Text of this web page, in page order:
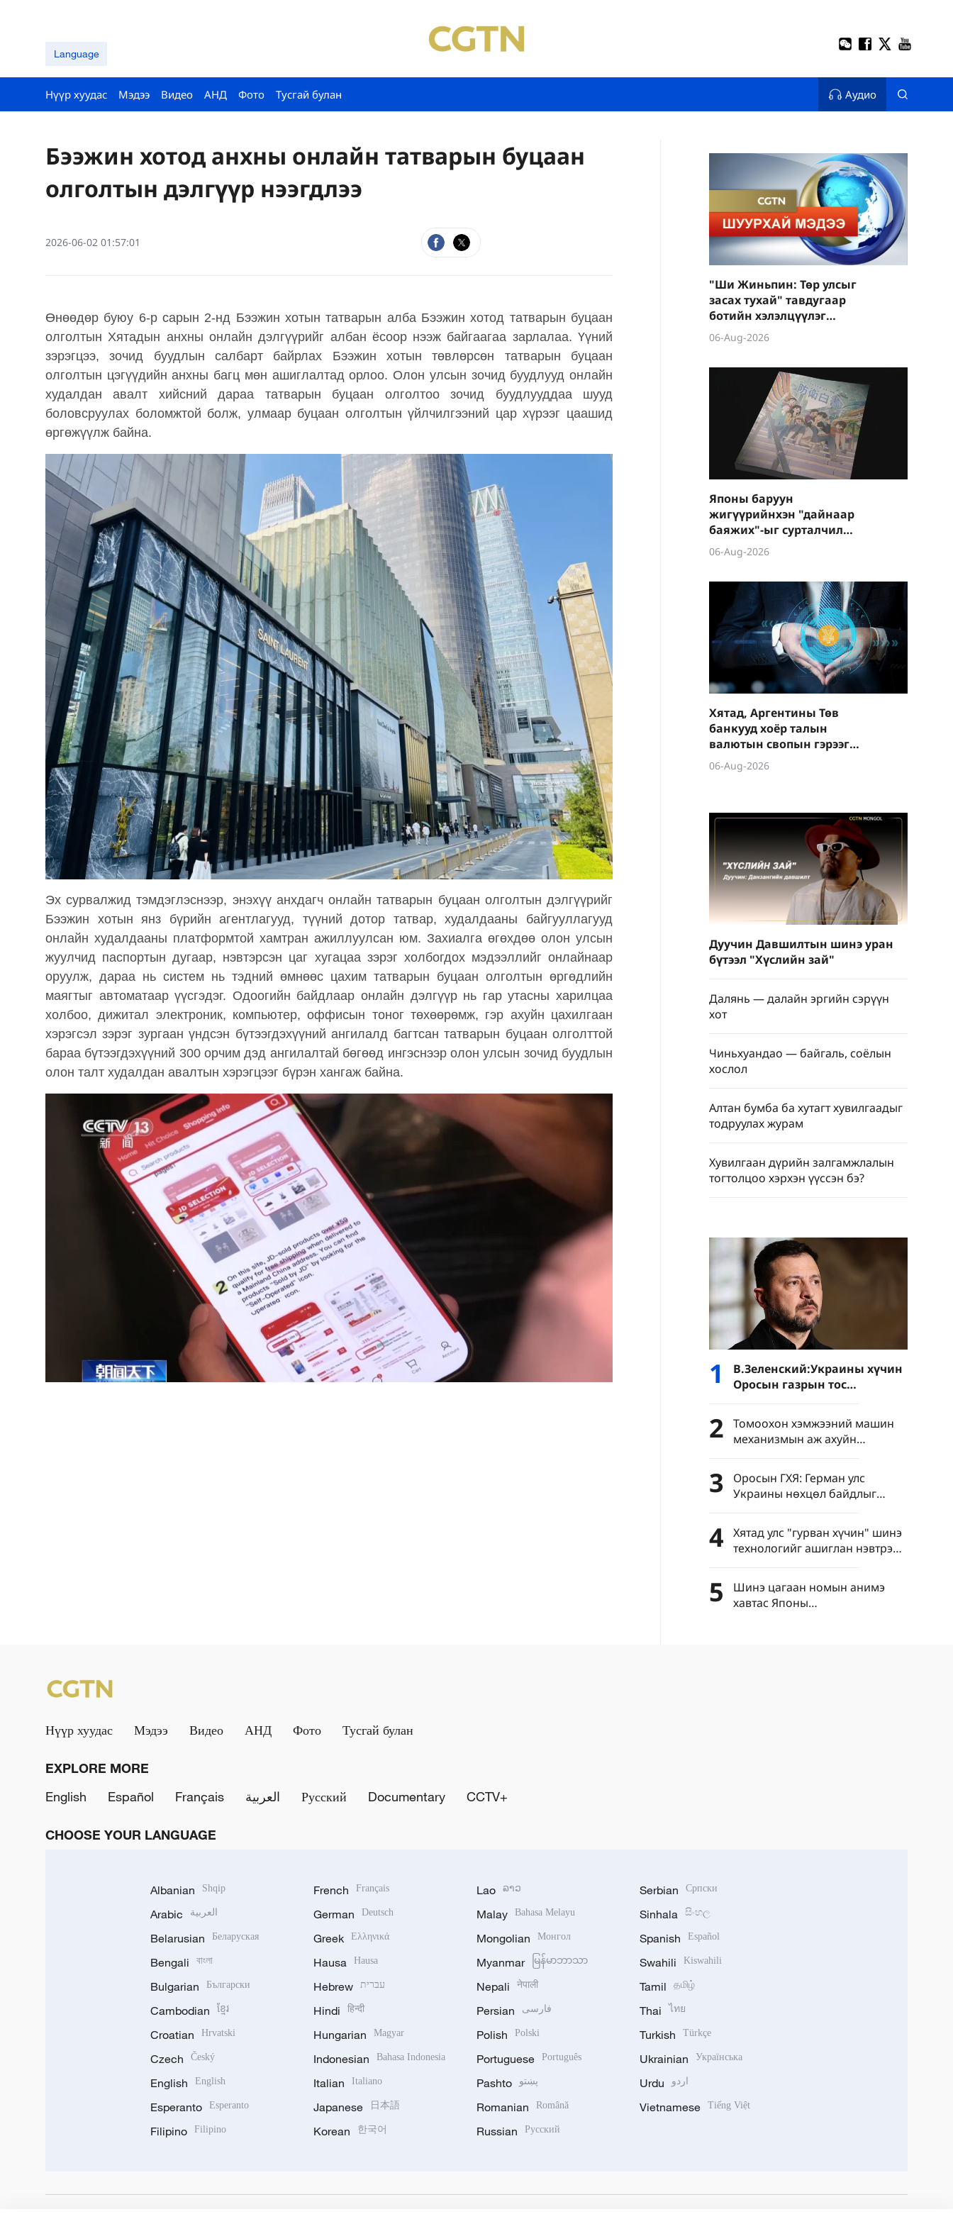
Language
Нүүр хуудас Мэдээ Видео АНД Фото Тусгай булан Аудио
Бээжин хотод анхны онлайн татварын буцаан
олголтын дэлгүүр нээгдлээ
2026-06-02 01:57:01
Өнөөдөр буюу 6-р сарын 2-нд Бээжин хотын татварын алба Бээжин хотод татварын буцаан
олголтын Хятадын анхны онлайн дэлгүүрийг албан ёсоор нээж байгаагаа зарлалаа. Үүний
зэрэгцээ, зочид буудлын салбарт байрлах Бээжин хотын төвлөрсөн татварын буцаан
олголтын цэгүүдийн анхны багц мөн ашиглалтад орлоо. Олон улсын зочид буудлууд онлайн
худалдан авалт хийсний дараа татварын буцаан олголтоо зочид буудлууддаа шууд
боловсруулах боломжтой болж, улмаар буцаан олголтын үйлчилгээний цар хүрээг цаашид
өргөжүүлж байна.
Эх сурвалжид тэмдэглэснээр, энэхүү анхдагч онлайн татварын буцаан олголтын дэлгүүрийг
Бээжин хотын янз бүрийн агентлагууд, түүний дотор татвар, худалдааны байгууллагууд
онлайн худалдааны платформтой хамтран ажиллуулсан юм. Захиалга өгөхдөө олон улсын
жуулчид паспортын дугаар, нэвтэрсэн цаг хугацаа зэрэг холбогдох мэдээллийг онлайнаар
оруулж, дараа нь систем нь тэдний өмнөөс цахим татварын буцаан олголтын өргөдлийн
маягтыг автоматаар үүсгэдэг. Одоогийн байдлаар онлайн дэлгүүр нь гар утасны харилцаа
холбоо, дижитал электроник, компьютер, оффисын тоног төхөөрөмж, гэр ахуйн цахилгаан
хэрэгсэл зэрэг зургаан үндсэн бүтээгдэхүүний ангилалд багтсан татварын буцаан олголттой
бараа бүтээгдэхүүний 300 орчим дэд ангилалтай бөгөөд ингэснээр олон улсын зочид буудлын
олон талт худалдан авалтын хэрэгцээг бүрэн хангаж байна.
"Ши Жиньпин: Төр улсыг
засах тухай" тавдугаар
ботийн хэлэлцүүлэг
боллоо
06-Aug-2026
Японы баруун
жигүүрийнхэн "дайнаар
баяжих"-ыг сурталчилж
байна
06-Aug-2026
Хятад, Аргентины Төв
банкууд хоёр талын
валютын свопын гэрээг
шинэчиллээ
06-Aug-2026
Дуучин Давшилтын шинэ уран
бүтээл "Хүслийн зай"
Далянь — далайн эргийн сэрүүн
хот
Чиньхуандао — байгаль, соёлын
хослол
Алтан бумба ба хутагт хувилгаадыг
тодруулах журам
Хувилгаан дүрийн залгамжлалын
тогтолцоо хэрхэн үүссэн бэ?
1
В.Зеленский:Украины хүчин
Оросын газрын тос
боловсруулах үйлдвэрүүд
болон Хар тэнгисийн хөлөг
онгоцнуудад цохилт өгчээ
2
Томоохон хэмжээний машин
механизмын аж ахуйн
нэгжүүдийн нэмүү өртөг 6.4
хувиар өсөв
3
Оросын ГХЯ: Герман улс
Украины нөхцөл байдлыг
хурцатгаж байна
4
Хятад улс "гурван хүчин" шинэ
технологийг ашиглан нэвтрэн
тархахаас сэргийлэхийг
уриалав
5
Шинэ цагаан номын анимэ
хавтас Японы
Нүүр хуудас Мэдээ Видео АНД Фото Тусгай булан
EXPLORE MORE
English
Español Français العربية Русский Documentary CCTV+
CHOOSE YOUR LANGUAGE
Albanian Shqip
Arabic العربية
Belarusian Беларуская
Bengali বাংলা
Bulgarian Български
Cambodian ខ្មែរ
Croatian Hrvatski
Czech Český
English English
Esperanto Esperanto
Filipino Filipino
French Français
German Deutsch
Greek Ελληνικά
Hausa Hausa
Hebrew עברית
Hindi हिन्दी
Hungarian Magyar
Indonesian Bahasa Indonesia
Italian Italiano
Japanese 日本語
Korean 한국어
Lao ລາວ
Malay Bahasa Melayu
Mongolian Монгол
Myanmar မြန်မာဘာသာ
Nepali नेपाली
Persian فارسی
Polish Polski
Portuguese Português
Pashto پښتو
Romanian Română
Russian Русский
Serbian Српски
Sinhala සිංහල
Spanish Español
Swahili Kiswahili
Tamil தமிழ்
Thai ไทย
Turkish Türkçe
Ukrainian Українська
Urdu اردو
Vietnamese Tiếng Việt